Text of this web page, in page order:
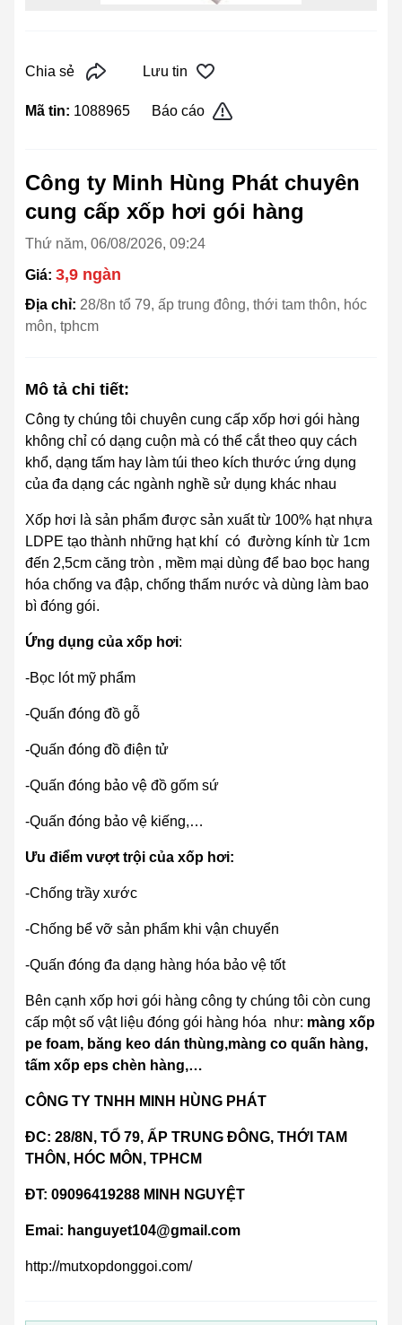
Chia sẻ Lưu tin
Mã tin: 1088965 Báo cáo
Công ty Minh Hùng Phát chuyên
cung cấp xốp hơi gói hàng
Thứ năm, 06/08/2026, 09:24
Giá: 3,9 ngàn
Địa chỉ: 28/8n tổ 79, ấp trung đông, thới tam thôn, hóc
môn, tphcm
Mô tả chi tiết:
Công ty chúng tôi chuyên cung cấp xốp hơi gói hàng
không chỉ có dạng cuộn mà có thể cắt theo quy cách
khổ, dạng tấm hay làm túi theo kích thước ứng dụng
của đa dạng các ngành nghề sử dụng khác nhau
Xốp hơi là sản phẩm được sản xuất từ 100% hạt nhựa
LDPE tạo thành những hạt khí có đường kính từ 1cm
đến 2,5cm căng tròn , mềm mại dùng để bao bọc hang
hóa chống va đập, chống thấm nước và dùng làm bao
bì đóng gói.
Ứng dụng của xốp hơi:
-Bọc lót mỹ phẩm
-Quấn đóng đồ gỗ
-Quấn đóng đồ điện tử
-Quấn đóng bảo vệ đồ gốm sứ
-Quấn đóng bảo vệ kiếng,…
Ưu điểm vượt trội của xốp hơi:
-Chống trầy xước
-Chống bể vỡ sản phẩm khi vận chuyển
-Quấn đóng đa dạng hàng hóa bảo vệ tốt
Bên cạnh xốp hơi gói hàng công ty chúng tôi còn cung
cấp một số vật liệu đóng gói hàng hóa như: màng xốp
pe foam, băng keo dán thùng,màng co quấn hàng,
tấm xốp eps chèn hàng,…
CÔNG TY TNHH MINH HÙNG PHÁT
ĐC: 28/8N, TỔ 79, ẤP TRUNG ĐÔNG, THỚI TAM
THÔN, HÓC MÔN, TPHCM
ĐT: 09096419288 MINH NGUYỆT
Emai: hanguyet104@gmail.com
http://mutxopdonggoi.com/